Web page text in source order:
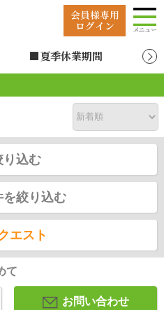
■夏季休業期間
2026年8月12日（水）
（水）
り込む
を絞り込む
エスト
て
お問い合わせ